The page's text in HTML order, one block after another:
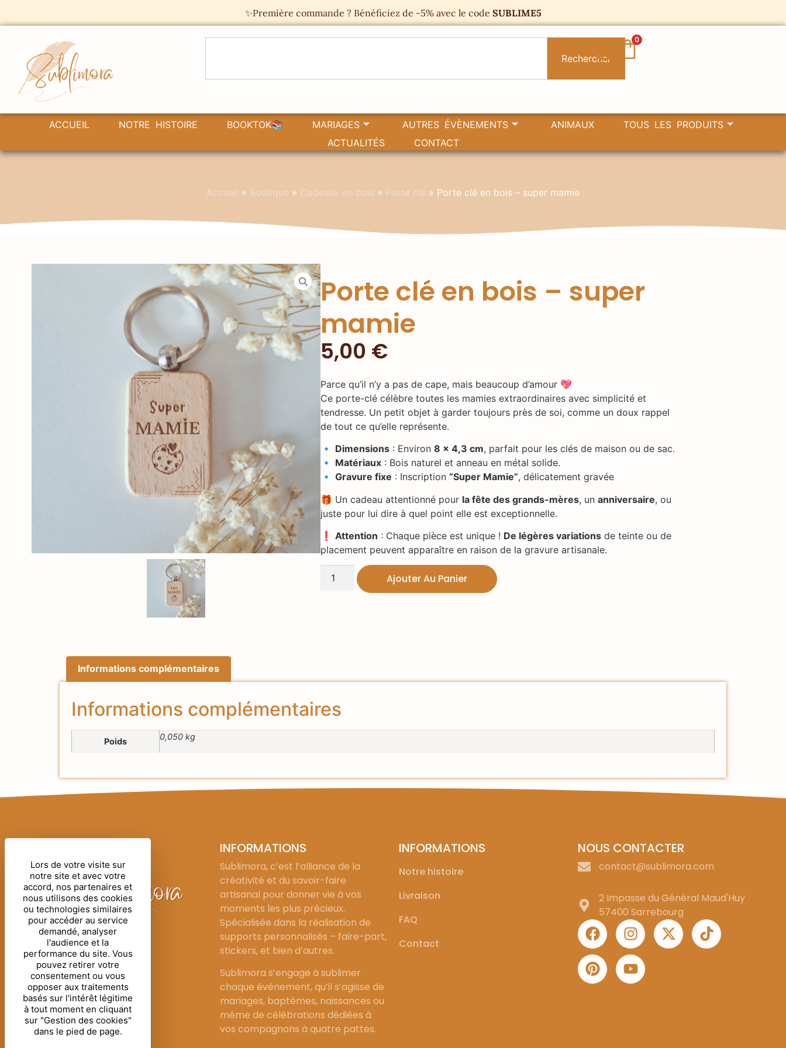
✨Première commande ? Bénéficiez de -5% avec le code SUBLIME5
Rechercher
0
ACCUEIL NOTRE HISTOIRE BOOKTOK📚 MARIAGES AUTRES ÉVÈNEMENTS ANIMAUX
TOUS LES PRODUITS
ACTUALITÉS
CONTACT
Accueil » Boutique » Cadeaux en bois » Porte clé » Porte clé en bois – super mamie
Porte clé en bois – super
mamie
5,00 €
Parce qu’il n’y a pas de cape, mais beaucoup d’amour 💖
Ce porte-clé célèbre toutes les mamies extraordinaires avec simplicité et
tendresse. Un petit objet à garder toujours près de soi, comme un doux rappel
de tout ce qu’elle représente.
🔹 Dimensions : Environ8 x 4,3 cm, parfait pour les clés de maison ou de sac.
🔹 Matériaux : Bois naturel et anneau en métal solide.
🔹Gravure fixe : Inscription“Super Mamie”, délicatement gravée
🎁 Un cadeau attentionné pour la fête des grands-mères, unanniversaire, ou
juste pour lui dire à quel point elle est exceptionnelle.
❗Attention : Chaque pièce est unique ! De légères variations de teinte ou de
placement peuvent apparaître en raison de la gravure artisanale.
Ajouter Au Panier
Informations complémentaires
Informations complémentaires
Poids 0,050 kg
INFORMATIONS
Sublimora, c’est l’alliance de la
créativité et du savoir-faire
artisanal pour donner vie à vos
moments les plus précieux.
Spécialisée dans la réalisation de
supports personnalisés – faire-part,
stickers, et bien d’autres.
Sublimora s’engage à sublimer
chaque événement, qu’il s’agisse de
mariages, baptêmes, naissances ou
même de célébrations dédiées à
vos compagnons à quatre pattes.
INFORMATIONS
Notre histoire
Livraison
FAQ
Contact
NOUS CONTACTER
contact@sublimora.com
2 Impasse du Général Maud'Huy
57400 Sarrebourg
Lors de votre visite sur
notre site et avec votre
accord, nos partenaires et
nous utilisons des cookies
ou technologies similaires
pour accéder au service
demandé, analyser
l'audience et la
performance du site. Vous
pouvez retirer votre
consentement ou vous
opposer aux traitements
basés sur l'intérêt légitime
à tout moment en cliquant
sur "Gestion des cookies"
dans le pied de page.